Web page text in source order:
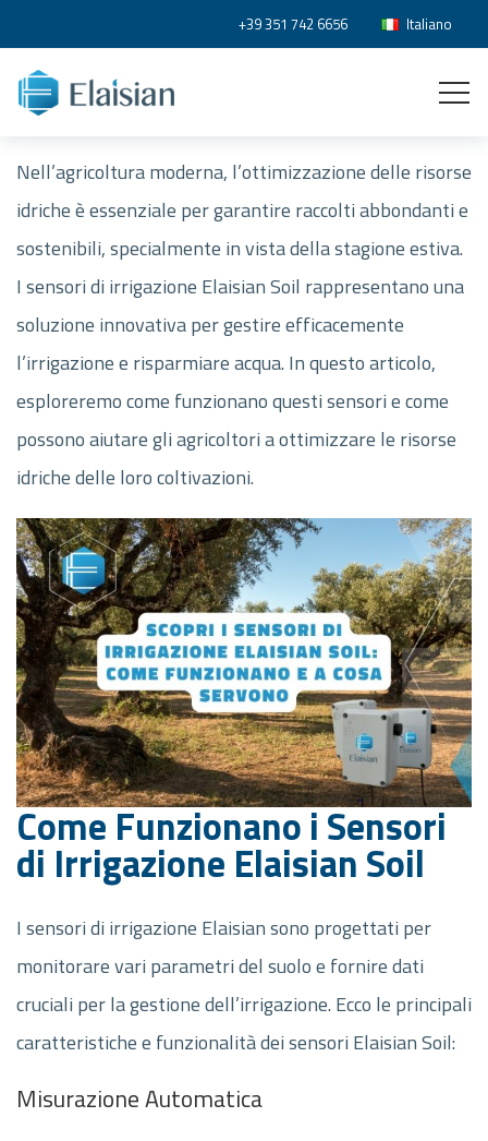
+39 351 742 6656 Italiano
Nell’agricoltura moderna, l’ottimizzazione delle risorse
idriche è essenziale per garantire raccolti abbondanti e
sostenibili, specialmente in vista della stagione estiva.
I sensori di irrigazione Elaisian Soil rappresentano una
soluzione innovativa per gestire efficacemente
l’irrigazione e risparmiare acqua. In questo articolo,
esploreremo come funzionano questi sensori e come
possono aiutare gli agricoltori a ottimizzare le risorse
idriche delle loro coltivazioni.
Come Funzionano i Sensori
di Irrigazione Elaisian Soil
I sensori di irrigazione Elaisian sono progettati per
monitorare vari parametri del suolo e fornire dati
cruciali per la gestione dell’irrigazione. Ecco le principali
caratteristiche e funzionalità dei sensori Elaisian Soil:
Misurazione Automatica